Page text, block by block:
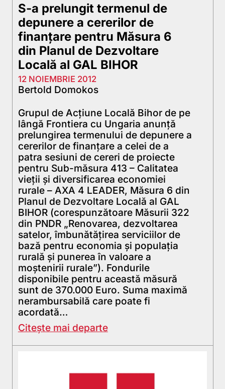
S-a prelungit termenul de
depunere a cererilor de
finanțare pentru Măsura 6
din Planul de Dezvoltare
Locală al GAL BIHOR
12 NOIEMBRIE 2012
Bertold Domokos
Grupul de Acţiune Locală Bihor de pe
lângă Frontiera cu Ungaria anunţă
prelungirea termenului de depunere a
cererilor de finanțare a celei de a
patra sesiuni de cereri de proiecte
pentru Sub-măsura 413 – Calitatea
vieţii şi diversificarea economiei
rurale – AXA 4 LEADER, Măsura 6 din
Planul de Dezvoltare Locală al GAL
BIHOR (corespunzătoare Măsurii 322
din PNDR „Renovarea, dezvoltarea
satelor, îmbunătăţirea serviciilor de
bază pentru economia şi populaţia
rurală şi punerea în valoare a
moştenirii rurale”). Fondurile
disponibile pentru această măsură
sunt de 370.000 Euro. Suma maximă
nerambursabilă care poate fi
acordată…
Citește mai departe